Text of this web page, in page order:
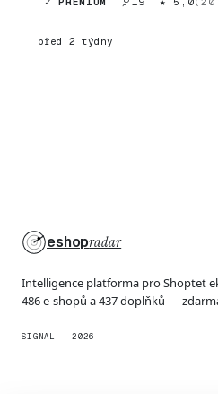
před 2 týdny
eshopradar
Intelligence platforma pro Shoptet
486 e-shopů a 437 doplňků —
SIGNAL · 2026